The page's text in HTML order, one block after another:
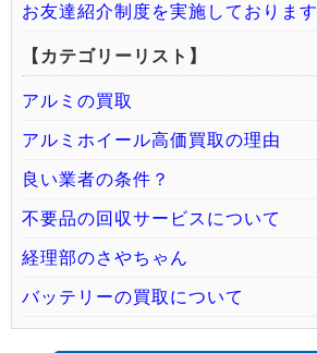
お友達紹介制度を実施しております
【カテゴリーリスト】
アルミの買取
アルミホイール高価買取の理由
良い業者の条件？
不要品の回収サービスについて
経理部のさやちゃん
バッテリーの買取について